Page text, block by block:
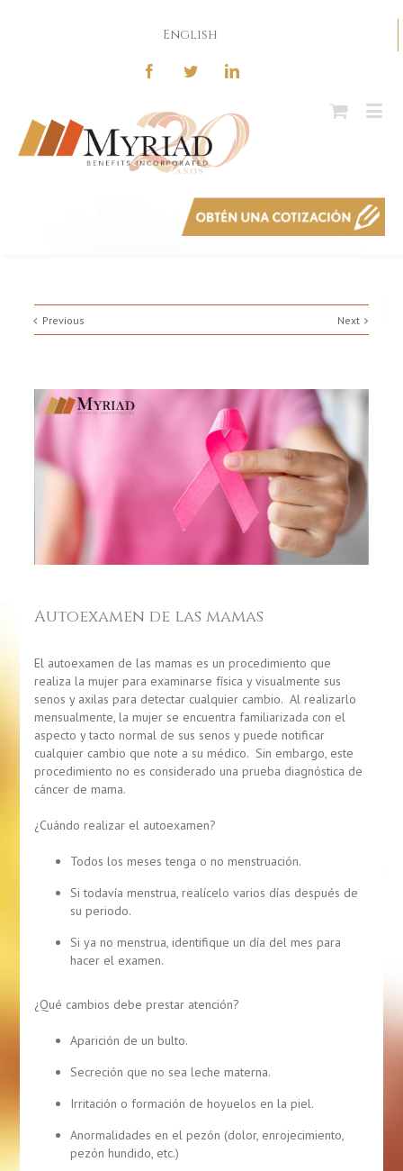
English
Previous Next
Autoexamen de las mamas
El autoexamen de las mamas es un procedimiento que
realiza la mujer para examinarse física y visualmente sus
senos y axilas para detectar cualquier cambio. Al realizarlo
mensualmente, la mujer se encuentra familiarizada con el
aspecto y tacto normal de sus senos y puede notificar
cualquier cambio que note a su médico. Sin embargo, este
procedimiento no es considerado una prueba diagnóstica de
cáncer de mama.
¿Cuándo realizar el autoexamen?
Todos los meses tenga o no menstruación.
Si todavía menstrua, realícelo varios días después de
su periodo.
Si ya no menstrua, identifique un día del mes para
hacer el examen.
¿Qué cambios debe prestar atención?
Aparición de un bulto.
Secreción que no sea leche materna.
Irritación o formación de hoyuelos en la piel.
Anormalidades en el pezón (dolor, enrojecimiento,
pezón hundido, etc.)